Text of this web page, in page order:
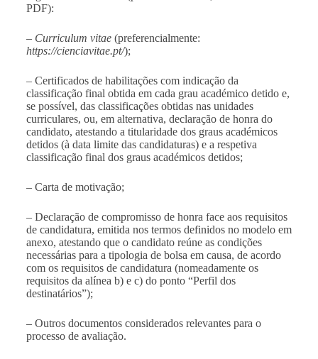
PDF):
– Curriculum vitae(preferencialmente:
https://cienciavitae.pt/);
– Certificados de habilitações com indicação da
classificação final obtida em cada grau académico detido e,
se possível, das classificações obtidas nas unidades
curriculares, ou, em alternativa, declaração de honra do
candidato, atestando a titularidade dos graus académicos
detidos (à data limite das candidaturas) e a respetiva
classificação final dos graus académicos detidos;
– Carta de motivação;
– Declaração de compromisso de honra face aos requisitos
de candidatura, emitida nos termos definidos no modelo em
anexo, atestando que o candidato reúne as condições
necessárias para a tipologia de bolsa em causa, de acordo
com os requisitos de candidatura (nomeadamente os
requisitos da alínea b) e c) do ponto “Perfil dos
destinatários”);
– Outros documentos considerados relevantes para o
processo de avaliação.